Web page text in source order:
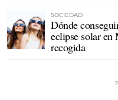
SOCIEDAD
Dónde
eclipse solar en
recogida